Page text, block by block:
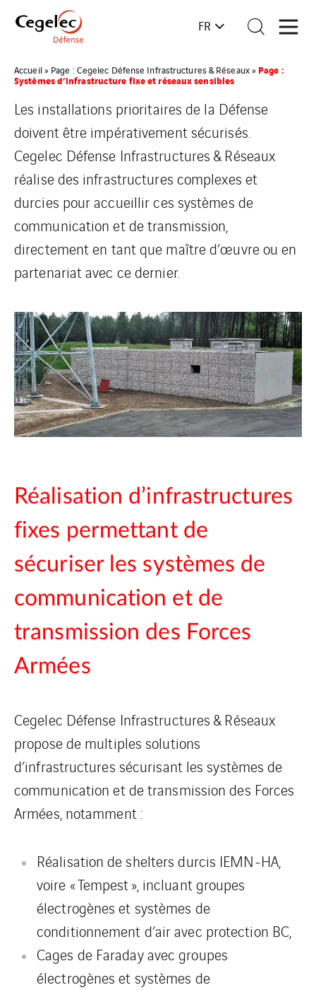
FR
Accueil» Page : Cegelec Défense Infrastructures & Réseaux» Page :
Systèmes d’infrastructure fixe et réseaux sensibles
Les installations prioritaires de la Défense
doivent être impérativement sécurisés.
Cegelec Défense Infrastructures & Réseaux
réalise des infrastructures complexes et
durcies pour accueillir ces systèmes de
communication et de transmission,
directement en tant que maître d’œuvre ou en
partenariat avec ce dernier.
Réalisation d’infrastructures
fixes permettant de
sécuriser les systèmes de
communication et de
transmission des Forces
Armées
Cegelec Défense Infrastructures & Réseaux
propose de multiples solutions
d’infrastructures sécurisant les systèmes de
communication et de transmission des Forces
Armées, notamment :
Réalisation de shelters durcis IEMN-HA,
voire « Tempest », incluant groupes
électrogènes et systèmes de
conditionnement d’air avec protection BC,
Cages de Faraday avec groupes
électrogènes et systèmes de